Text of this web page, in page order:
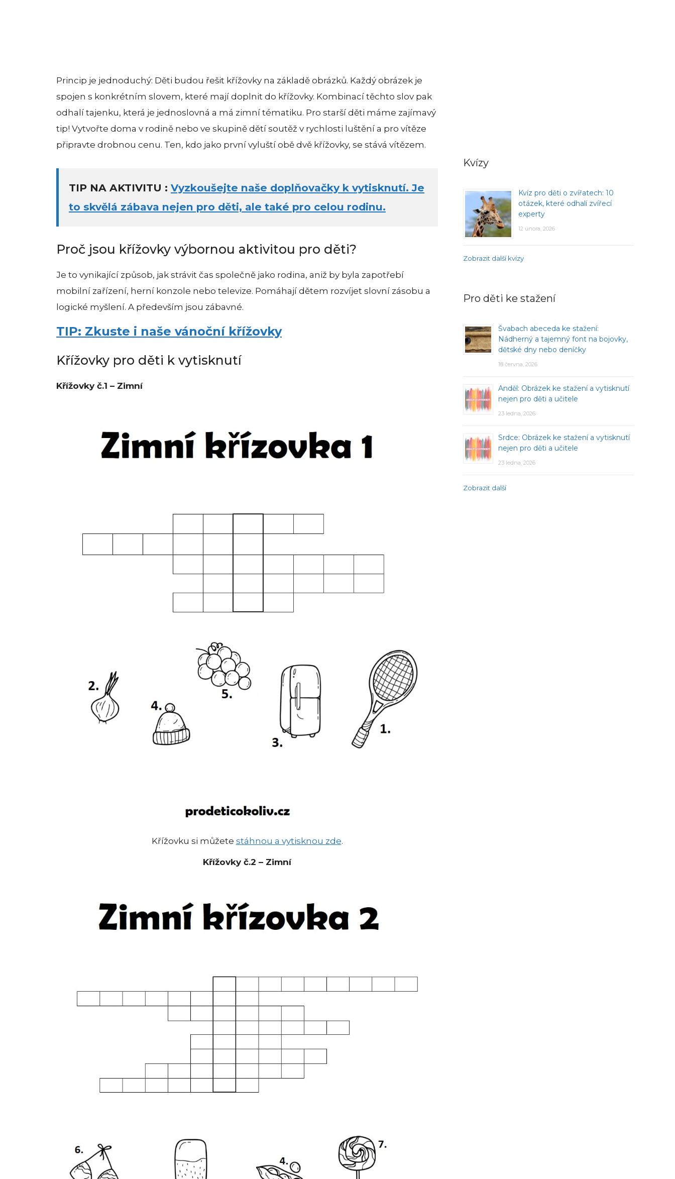
Princip je jednoduchý: Děti budou řešit křížovky na základě obrázků. Každý obrázek je
spojen s konkrétním slovem, které mají doplnit do křížovky. Kombinací těchto slov pak
odhalí tajenku, která je jednoslovná a má zimní tématiku. Pro starší děti máme zajímavý
tip! Vytvořte doma v rodině nebo ve skupině dětí soutěž v rychlosti luštění a pro vítěze
připravte drobnou cenu. Ten, kdo jako první vyluští obě dvě křížovky, se stává vítězem.
TIP NA AKTIVITU : Vyzkoušejte naše doplňovačky k vytisknutí. Je
to skvělá zábava nejen pro děti, ale také pro celou rodinu.
Proč jsou křížovky výbornou aktivitou pro děti?
Je to vynikající způsob, jak strávit čas společně jako rodina, aniž by byla zapotřebí
mobilní zařízení, herní konzole nebo televize. Pomáhají dětem rozvíjet slovní zásobu a
logické myšlení. A především jsou zábavné.
TIP: Zkuste i naše vánoční křížovky
Křížovky pro děti k vytisknutí
Křížovky č.1 – Zimní
Křížovku si můžete stáhnou a vytisknou zde.
Křížovky č.2 – Zimní
Kvízy
Kvíz pro děti o zvířatech: 10
otázek, které odhalí zvířecí
experty
12 února, 2026
Zobrazit další kvízy
Pro děti ke stažení
Švabach abeceda ke stažení:
Nádherný a tajemný font na bojovky,
dětské dny nebo deníčky
18 června, 2026
Anděl: Obrázek ke stažení a vytisknutí
nejen pro děti a učitele
23 ledna, 2026
Srdce: Obrázek ke stažení a vytisknutí
nejen pro děti a učitele
23 ledna, 2026
Zobrazit další